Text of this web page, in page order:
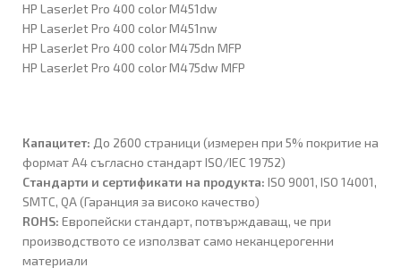
HP LaserJet Pro 400 color M451dw
HP LaserJet Pro 400 color M451nw
HP LaserJet Pro 400 color M475dn MFP
HP LaserJet Pro 400 color M475dw MFP
Капацитет: До 2600 страници (измерен при 5% покритие на
формат A4 съгласно стандарт ISO/IEC 19752)
Стандарти и сертификати на продукта: ISO 9001, ISO 14001,
SMTC, QA (Гаранция за високо качество)
ROHS: Европейски стандарт, потвърждаващ, че при
производството се използват само неканцерогенни
материали